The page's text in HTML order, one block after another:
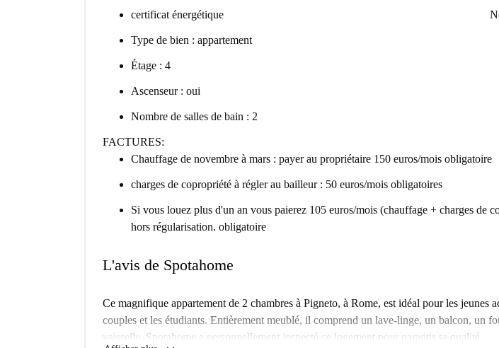
certificat énergétique
Type de bien : appartement
Étage : 4
Ascenseur : oui
Nombre de salles de bain : 2
FACTURES:
Chauffage de novembre à mars : payer au propriétaire 150 euros/mois obligatoire
charges de copropriété à régler au bailleur : 50 euros/mois obligatoires
Si vous louez plus d'un an vous paierez 105 euros/mois (chauffage + charges de
hors régularisation. obligatoire
L'avis de Spotahome
Ce magnifique appartement de 2 chambres à Pigneto, à Rome, est idéal pour les jeunes
couples et les étudiants. Entièrement meublé, il comprend un lave-linge, un balcon, un
vaisselle. Spotahome a personnellement inspecté ce logement pour garantir sa qualité.